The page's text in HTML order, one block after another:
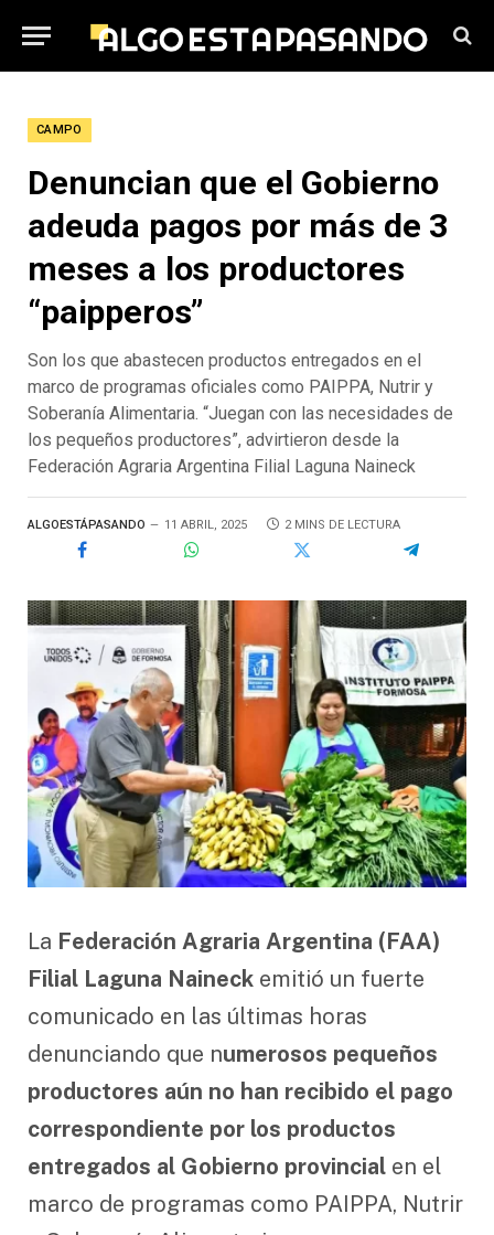
CAMPO
Denuncian que el Gobierno
adeuda pagos por más de 3
meses a los productores
“paipperos”
Son los que abastecen productos entregados en el
marco de programas oficiales como PAIPPA, Nutrir y
Soberanía Alimentaria. “Juegan con las necesidades de
los pequeños productores”, advirtieron desde la
Federación Agraria Argentina Filial Laguna Naineck
ALGOESTÁPASANDO 11 ABRIL, 2025 2 MINS DE LECTURA
La Federación Agraria Argentina (FAA)
Filial Laguna Naineck emitió un fuerte
comunicado en las últimas horas
denunciando que numerosos pequeños
productores aún no han recibido el pago
correspondiente por los productos
entregados al Gobierno provincial en el
marco de programas como PAIPPA, Nutrir